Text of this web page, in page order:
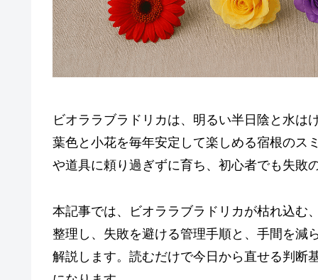
ビオララブラドリカは、明るい半日陰と水は
葉色と小花を毎年安定して楽しめる宿根のス
や道具に頼り過ぎずに育ち、初心者でも失敗
本記事では、ビオララブラドリカが枯れ込む
整理し、失敗を避ける管理手順と、手間を減
解説します。読むだけで今日から直せる判断